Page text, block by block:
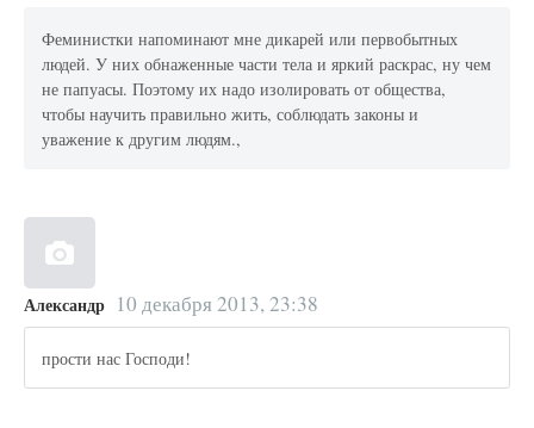
Феминистки напоминают мне дикарей или первобытных
людей. У них обнаженные части тела и яркий раскрас, ну чем
не папуасы. Поэтому их надо изолировать от общества,
чтобы научить правильно жить, соблюдать законы и
уважение к другим людям.,
Александр 10 декабря 2013, 23:38
прости нас Господи!